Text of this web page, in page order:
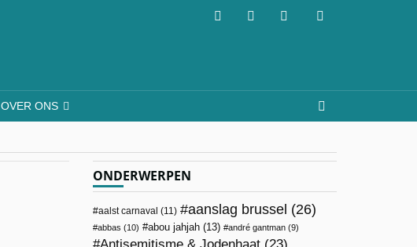
OVER ONS
ONDERWERPEN
aalst carnaval (11) aanslag brussel (26)
abbas (10) abou jahjah (13) andré gantman (9)
Antisemitisme & Jodenhaat (23)